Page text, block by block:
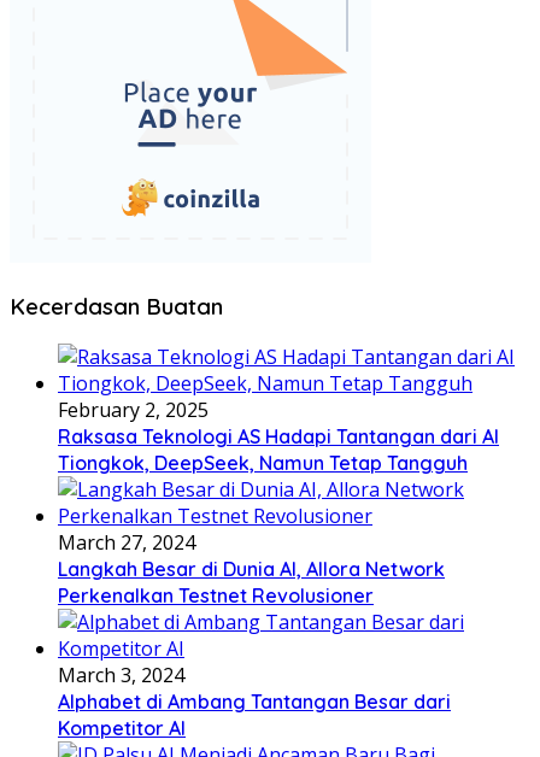
Kecerdasan Buatan
February 2, 2025
Raksasa Teknologi AS Hadapi Tantangan dari AI
Tiongkok, DeepSeek, Namun Tetap Tangguh
March 27, 2024
Langkah Besar di Dunia AI, Allora Network
Perkenalkan Testnet Revolusioner
March 3, 2024
Alphabet di Ambang Tantangan Besar dari
Kompetitor AI